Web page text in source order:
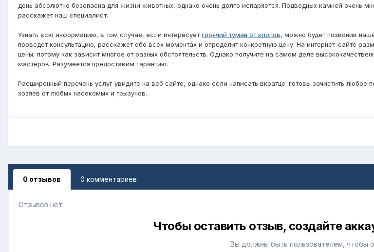
день абсолютно безопасна для жизни животных, однако очень долго испаряется. Подводных камней очень
расскажет наш специалист.
Узнать всю информацию, в том случае, если интересуетгорячий туман от клопов, можно будет позвонив
проведет консультацию, расскажет обо всех моментах и определит конкретную цену. На интернет-сайте
цены, потому как зависит многое от разных обстоятельств. Однако получите на самом деле
мастеров. Разумеется предоставим гарантию.
Расширенный перечень услуг увидите на веб сайте, однако если написать вкратце: готовы зачистить любое
хозяев от любых насекомых и грызунов.
0 отзывов 0 комментариев
Отзывов нет
Чтобы оставить отзыв, создайте
Вы должны быть пользователем, чтобы